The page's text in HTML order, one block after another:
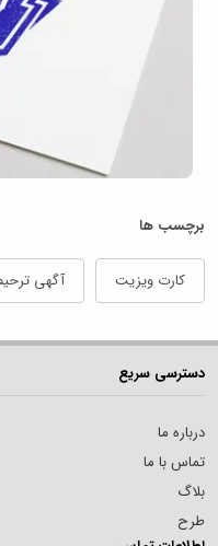
برچسب ها
کارت ویزیت آگهی
دسترسی سریع
درباره ما
تماس با ما
بلاگ
طرح